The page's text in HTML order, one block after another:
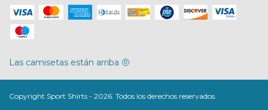
Las camisetas están arriba 🤨
Copyright Sport Shirts - 2026. Todos los derechos reservados.